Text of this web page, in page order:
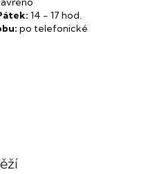
14 - 17 hod.
po telefonické